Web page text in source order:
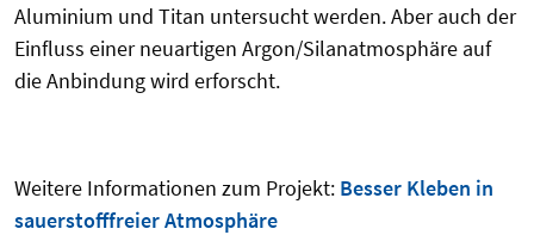
Aluminium und Titan untersucht werden. Aber auch der
Einfluss einer neuartigen Argon/Silanatmosphäre auf
die Anbindung wird erforscht.
Weitere Informationen zum Projekt: Besser Kleben in
sauerstofffreier Atmosphäre